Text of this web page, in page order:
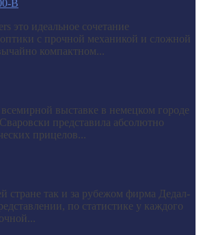
B
это идеальное сочетание
с прочной механикой и сложной
компактном...
выставке в немецком городе
представила абсолютно
прицелов...
стране так и за рубежом фирма Дедал-
по статистике у каждого